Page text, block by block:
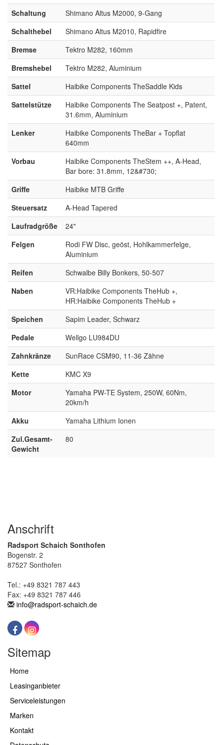
Schaltung
Shimano Altus M2000, 9-Gang
Schalthebel
Shimano Altus M2010, Rapidfire
Bremse
Tektro M282, 160mm
Bremshebel
Tektro M282, Aluminium
Sattel
Haibike Components TheSaddle Kids
Sattelstütze
Haibike Components The Seatpost +, Patent,
31.6mm, Aluminium
Lenker
Haibike Components TheBar + Topflat
640mm
Vorbau
Haibike Components TheStem ++, A-Head,
Bar bore: 31.8mm, 12&#730;
Griffe
Haibike MTB Griffe
Steuersatz
A-Head Tapered
Laufradgröße
24"
Felgen
Rodi FW Disc, geöst, Hohlkammerfelge,
Aluminium
Reifen
Schwalbe Billy Bonkers, 50-507
Naben
VR:Haibike Components TheHub +,
HR:Haibike Components TheHub +
Speichen
Sapim Leader, Schwarz
Pedale
Wellgo LU984DU
Zahnkränze
SunRace CSM90, 11-36 Zähne
Kette
KMC X9
Motor
Yamaha PW-TE System, 250W, 60Nm,
20km/h
Akku
Yamaha Lithium Ionen
Zul.Gesamt-
Gewicht
80
Anschrift
Radsport Schaich Sonthofen
Bogenstr. 2
87527 Sonthofen
Tel.: +49 8321 787 443
Fax: +49 8321 787 446
info@radsport-schaich.de
Sitemap
Home
Leasinganbieter
Serviceleistungen
Marken
Kontakt